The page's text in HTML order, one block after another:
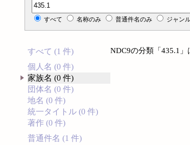
分類記号検索
すべて 名称のみ 普通件名のみ ジャン
すべて (1 件)
個人名 (0 件)
家族名 (0 件)
団体名 (0 件)
地名 (0 件)
統一タイトル (0 件)
著作 (0 件)
普通件名 (1 件)
NDC9の分類「435.1」